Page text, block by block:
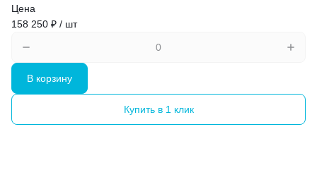
Цена
158 250 ₽ / шт
В корзину
Купить в 1 клик